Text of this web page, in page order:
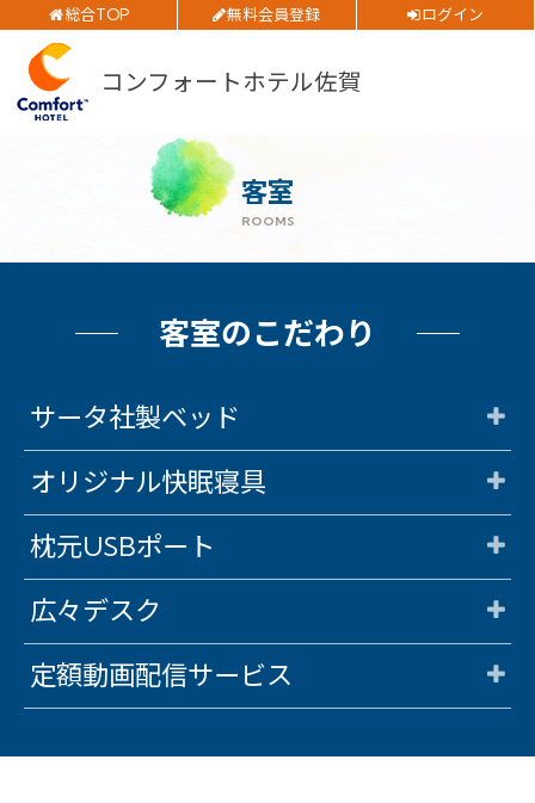
総合TOP 無料会員登録 ログイン
コンフォートホテル佐賀
公式サイトベストレート
お得
チェックイン日
チェックアウト日
大人人数
空室検索
会員登録
特別優待会員様 交通＋宿泊プラン
客室
ROOMS
客室のこだわり
サータ社製ベッド
オリジナル快眠寝具
枕元USBポート
広々デスク
定額動画配信サービス